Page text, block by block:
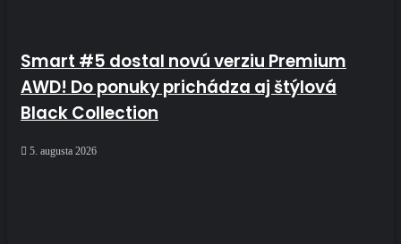
Smart #5 dostal novú verziu Premium
AWD! Do ponuky prichádza aj štýlová
Black Collection
5. augusta 2026